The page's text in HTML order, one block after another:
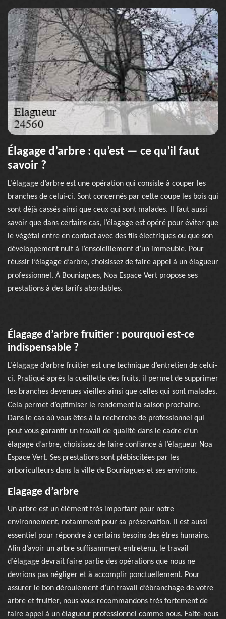
Élagage d’arbre : qu’est — ce qu’il faut
savoir ?
L’élagage d’arbre est une opération qui consiste à couper les
branches de celui-ci. Sont concernés par cette coupe les bois qui
sont déjà cassés ainsi que ceux qui sont malades. Il faut aussi
savoir que dans certains cas, l’élagage est opéré pour éviter que
le végétal entre en contact avec des fils électriques ou que son
développement nuit à l’ensoleillement d’un immeuble. Pour
réussir l’élagage d’arbre, choisissez de faire appel à un élagueur
professionnel. À Bouniagues, Noa Espace Vert propose ses
prestations à des tarifs abordables.
Élagage d’arbre fruitier : pourquoi est-ce
indispensable ?
L’élagage d’arbre fruitier est une technique d’entretien de celui-
ci. Pratiqué après la cueillette des fruits, il permet de supprimer
les branches devenues vieilles ainsi que celles qui sont malades.
Cela permet d’optimiser le rendement la saison prochaine.
Dans le cas où vous êtes à la recherche de professionnel qui
peut vous garantir un travail de qualité dans le cadre d’un
élagage d’arbre, choisissez de faire confiance à l’élagueur Noa
Espace Vert. Ses prestations sont plébiscitées par les
arboriculteurs dans la ville de Bouniagues et ses environs.
Elagage d’arbre
Un arbre est un élément très important pour notre
environnement, notamment pour sa préservation. Il est aussi
essentiel pour répondre à certains besoins des êtres humains.
Afin d’avoir un arbre suffisamment entretenu, le travail
d’élagage devrait faire partie des opérations que nous ne
devrions pas négliger et à accomplir ponctuellement. Pour
assurer le bon déroulement d’un travail d’ébranchage de votre
arbre et fruitier, nous vous recommandons très fortement de
faire appel à un élagueur professionnel comme nous. Faite-nous